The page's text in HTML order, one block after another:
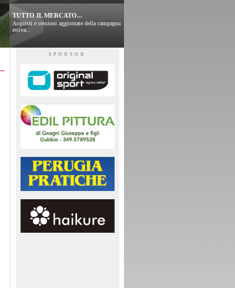
TUTTO IL MERCATO...
Acquisti e cessioni aggiornate della campagna
estiva...
SPONSOR